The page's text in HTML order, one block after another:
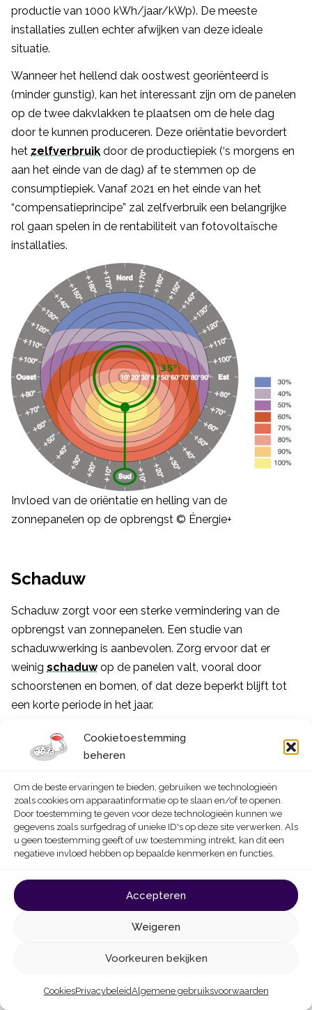
Cookietoestemming
beheren
Om de beste ervaringen te bieden, gebruiken we technologieën
zoals cookies om apparaatinformatie op te slaan en/of te openen.
Door toestemming te geven voor deze technologieën kunnen we
gegevens zoals surfgedrag of unieke ID's op deze site verwerken. Als
u geen toestemming geeft of uw toestemming intrekt, kan dit een
negatieve invloed hebben op bepaalde kenmerken en functies.
Accepteren
Weigeren
Voorkeuren bekijken
CookiesPrivacybeleidAlgemene gebruiksvoorwaarden
productie van 1000 kWh/jaar/kWp). De meeste
installaties zullen echter afwijken van deze ideale
situatie.
Wanneer het hellend dak oostwest georiënteerd is
(minder gunstig), kan het interessant zijn om de panelen
op de twee dakvlakken te plaatsen om de hele dag
door te kunnen produceren. Deze oriëntatie bevordert
het zelfverbruik door de productiepiek (‘s morgens en
aan het einde van de dag) af te stemmen op de
consumptiepiek. Vanaf 2021 en het einde van het
“compensatieprincipe” zal zelfverbruik een belangrijke
rol gaan spelen in de rentabiliteit van fotovoltaïsche
installaties.
Invloed van de oriëntatie en helling van de
zonnepanelen op de opbrengst © Énergie+
Schaduw
Schaduw zorgt voor een sterke vermindering van de
opbrengst van zonnepanelen. Een studie van
schaduwwerking is aanbevolen. Zorg ervoor dat er
weinig schaduwop de panelen valt, vooral door
schoorstenen en bomen, of dat deze beperkt blijft tot
een korte periode in het jaar.
Wanneer schaduw een probleem vormt, kan de
plaatsing van eenpower optimizer
manier wordt de negatieve invloed van schaduw op de
totale opbrengst beperkt. De installatie van deze
voorzieningen brengt extra kosten met zich mee.
Een verhoging van de temperatuur van de panelen is
nefast voor hun opbrengst. Om ze te laten afkoelen is
overlappend) beter dan geïntegreerd in het dak.